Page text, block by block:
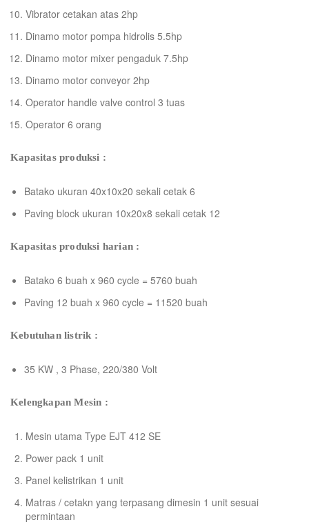
Vibrator cetakan atas 2hp
Dinamo motor pompa hidrolis 5.5hp
Dinamo motor mixer pengaduk 7.5hp
Dinamo motor conveyor 2hp
Operator handle valve control 3 tuas
Operator 6 orang
Kapasitas produksi :
Batako ukuran 40x10x20 sekali cetak 6
Paving block ukuran 10x20x8 sekali cetak 12
Kapasitas produksi harian :
Batako 6 buah x 960 cycle = 5760 buah
Paving 12 buah x 960 cycle = 11520 buah
Kebutuhan listrik :
35 KW , 3 Phase, 220/380 Volt
Kelengkapan Mesin :
Mesin utama Type EJT 412 SE
Power pack 1 unit
Panel kelistrikan 1 unit
Matras / cetakn yang terpasang dimesin 1 unit sesuai
permintaan